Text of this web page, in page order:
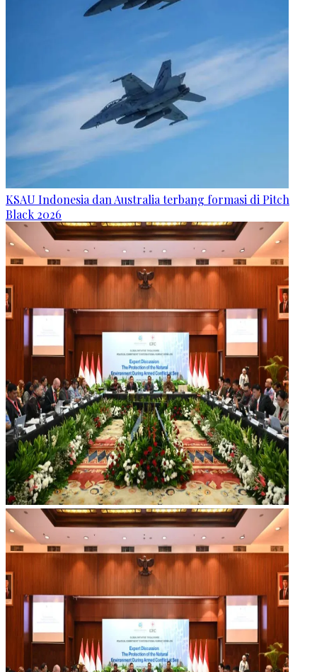
KSAU Indonesia dan Australia terbang formasi di Pitch
Black 2026